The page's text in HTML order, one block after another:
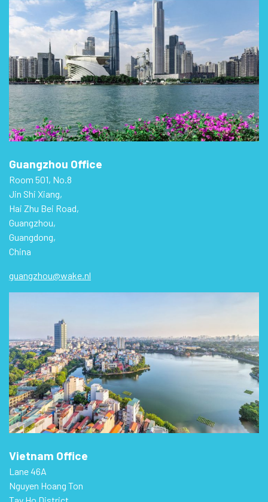
Guangzhou Office
Room 501, No.8
Jin Shi Xiang,
Hai Zhu Bei Road,
Guangzhou,
Guangdong,
China
guangzhou@wake.nl
Vietnam Office
Lane 46A
Nguyen Hoang Ton
Tay Ho District